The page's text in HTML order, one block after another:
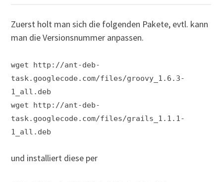
Zuerst holt man sich die folgenden Pakete, evtl. kann
man die Versionsnummer anpassen.
wget http://ant-deb-
task.googlecode.com/files/groovy_1.6.3-
1_all.deb
wget http://ant-deb-
task.googlecode.com/files/grails_1.1.1-
1_all.deb
und installiert diese per